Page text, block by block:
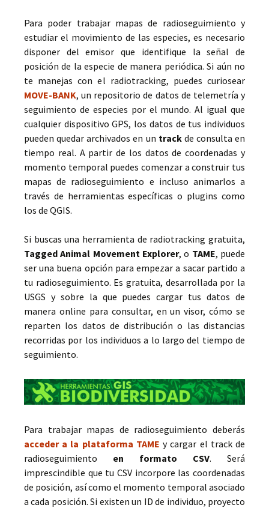
Para poder trabajar mapas de radioseguimiento y
estudiar el movimiento de las especies, es necesario
disponer del emisor que identifique la señal de
posición de la especie de manera periódica. Si aún no
te manejas con el radiotracking, puedes curiosear
MOVE-BANK, un repositorio de datos de telemetría y
seguimiento de especies por el mundo. Al igual que
cualquier dispositivo GPS, los datos de tus individuos
pueden quedar archivados en un trackde consulta en
tiempo real. A partir de los datos de coordenadas y
momento temporal puedes comenzar a construir tus
mapas de radioseguimiento e incluso animarlos a
través de herramientas específicas o plugins como
los de QGIS.
Si buscas una herramienta de radiotracking gratuita,
Tagged Animal Movement Explorer, o TAME, puede
ser una buena opción para empezar a sacar partido a
tu radioseguimiento. Es gratuita, desarrollada por la
USGS y sobre la que puedes cargar tus datos de
manera online para consultar, en un visor, cómo se
reparten los datos de distribución o las distancias
recorridas por los individuos a lo largo del tiempo de
seguimiento.
Para trabajar mapas de radioseguimiento deberás
acceder a la plataforma TAMEy cargar el track de
radioseguimiento en formato CSV. Será
imprescindible que tu CSV incorpore las coordenadas
de posición, así como el momento temporal asociado
a cada posición. Si existen un ID de individuo, proyecto